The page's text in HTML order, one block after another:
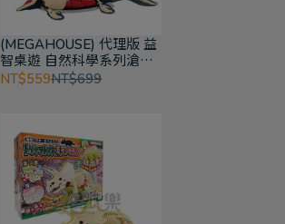
(MEGAHOUSE) 代理版 益
智桌遊 自然科學系列滄龍
趣味拼圖
NT$559NT$699